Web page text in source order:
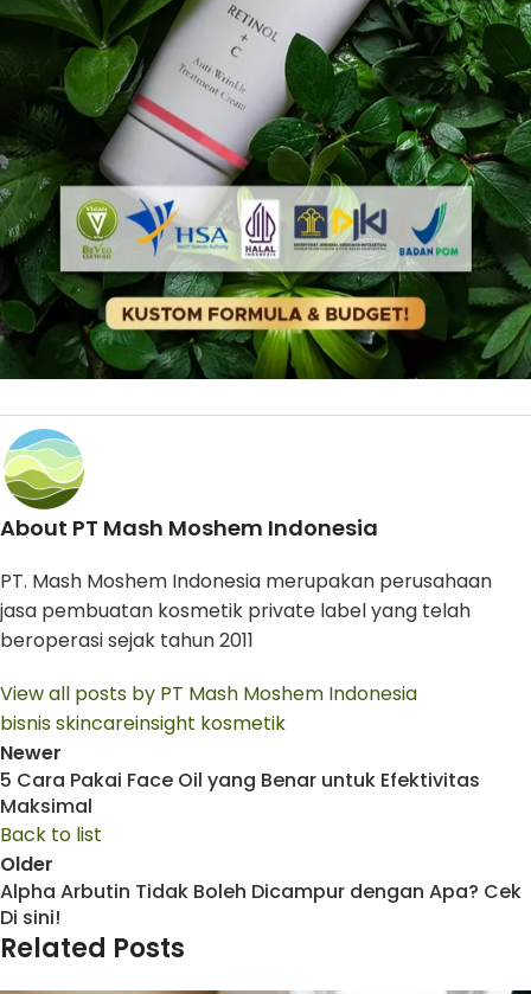
About PT Mash Moshem Indonesia
PT. Mash Moshem Indonesia merupakan perusahaan
jasa pembuatan kosmetik private label yang telah
beroperasi sejak tahun 2011
View all posts by PT Mash Moshem Indonesia
bisnis skincareinsight kosmetik
Newer
5 Cara Pakai Face Oil yang Benar untuk Efektivitas
Maksimal
Back to list
Older
Alpha Arbutin Tidak Boleh Dicampur dengan Apa? Cek
Di sini!
Related Posts